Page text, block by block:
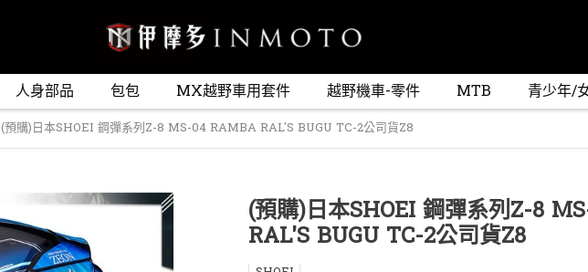
人身部品 包包 MX越野車用套件 越野機車-零件 MTB 青少年/
(預購)日本SHOEI 鋼彈系列Z-8 MS-04 RAMBA RAL'S BUGU TC-2公司貨Z8
(預購)日本SHOEI 鋼彈系列Z-8
RAL'S BUGU TC-2公司貨Z8